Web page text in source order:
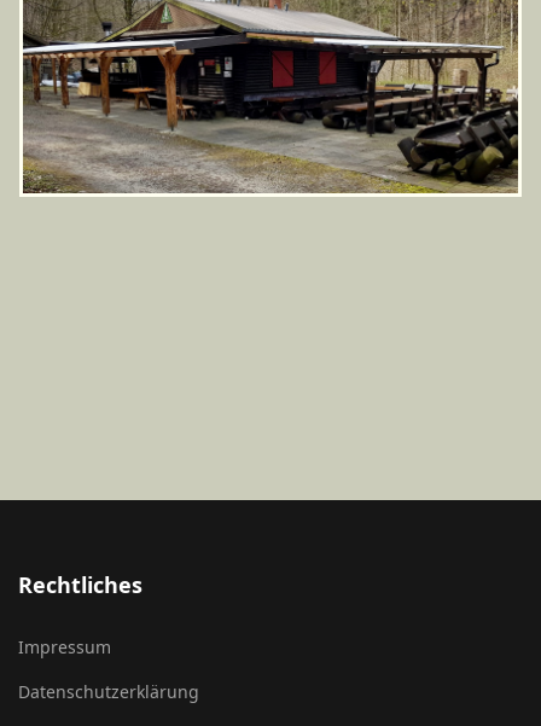
Rechtliches
Impressum
Datenschutzerklärung